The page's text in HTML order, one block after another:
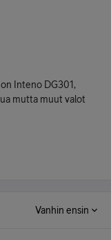
Inteno DG301,
mutta muut valot
Vanhin ensin